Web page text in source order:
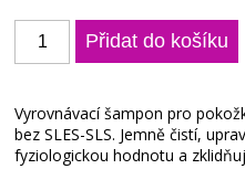
Vyrovnávací šampon pro
bez SLES-SLS. Jemně čistí,
fyziologickou hodnotu a